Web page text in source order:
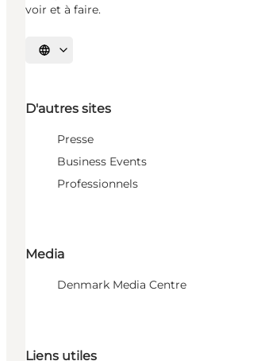
voir et à faire.
Choisissez la langue
D'autres sites
Presse
Business Events
Professionnels
Media
Denmark Media Centre
Liens utiles